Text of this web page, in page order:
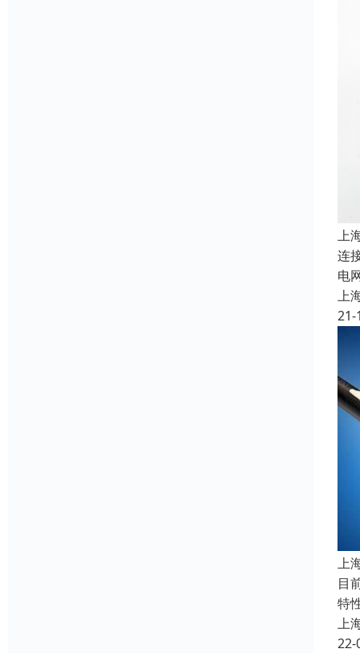
上
连
电
上
21-
上
目
特
上
22-